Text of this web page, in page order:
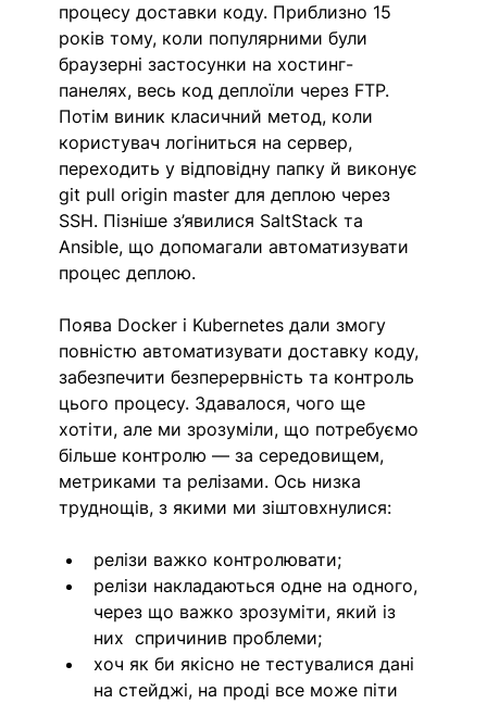
процесу доставки коду. Приблизно 15
років тому, коли популярними були
браузерні застосунки на хостинг-
панелях, весь код деплоїли через FTP.
Потім виник класичний метод, коли
користувач логіниться на сервер,
переходить у відповідну папку й виконує
git pull origin master для деплою через
SSH. Пізніше з’явилися SaltStack та
Ansible, що допомагали автоматизувати
процес деплою.
Поява Docker і Kubernetes дали змогу
повністю автоматизувати доставку коду,
забезпечити безперервність та контроль
цього процесу. Здавалося, чого ще
хотіти, але ми зрозуміли, що потребуємо
більше контролю — за середовищем,
метриками та релізами. Ось низка
труднощів, з якими ми зіштовхнулися:
релізи важко контролювати;
релізи накладаються одне на одного,
через що важко зрозуміти, який із
них  спричинив проблеми;
хоч як би якісно не тестувалися дані
на стейджі, на проді все може піти